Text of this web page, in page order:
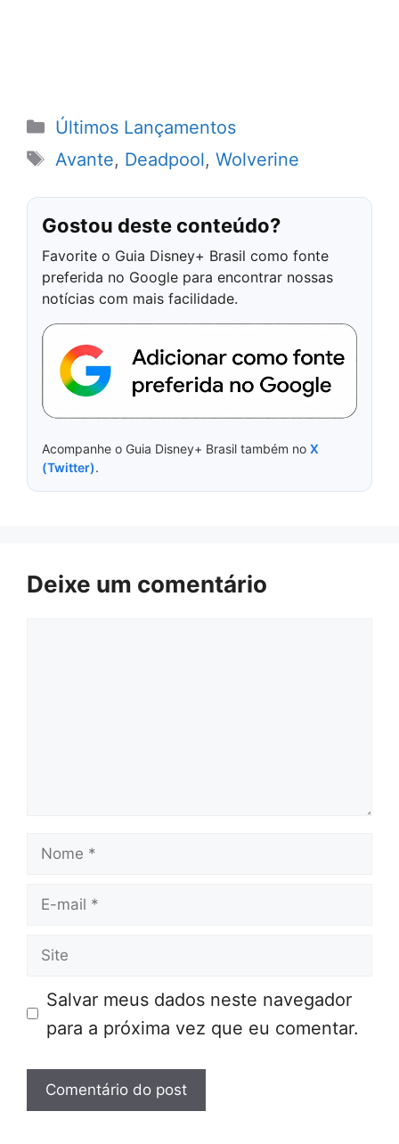
Categorias
Últimos Lançamentos
Tags
Avante, Deadpool, Wolverine
Gostou deste conteúdo?
Favorite o Guia Disney+ Brasil como fonte
preferida no Google para encontrar nossas
notícias com mais facilidade.
Acompanhe o Guia Disney+ Brasil também no X
(Twitter).
Deixe um comentário
Nome
E-
Site
Salvar meus dados neste navegador
para a próxima vez que eu comentar.